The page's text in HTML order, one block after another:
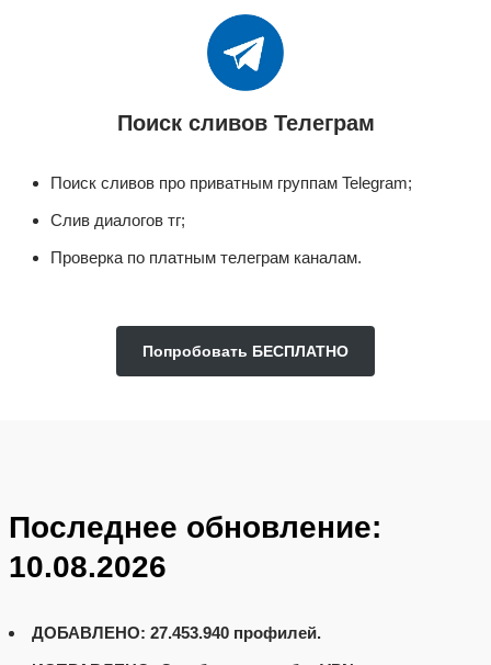
Поиск сливов Телеграм
Поиск сливов про приватным группам Telegram;
Слив диалогов тг;
Проверка по платным телеграм каналам.
Попробовать БЕСПЛАТНО
Последнее обновление:
10.08.2026
ДОБАВЛЕНО: 27.453.940профилей.